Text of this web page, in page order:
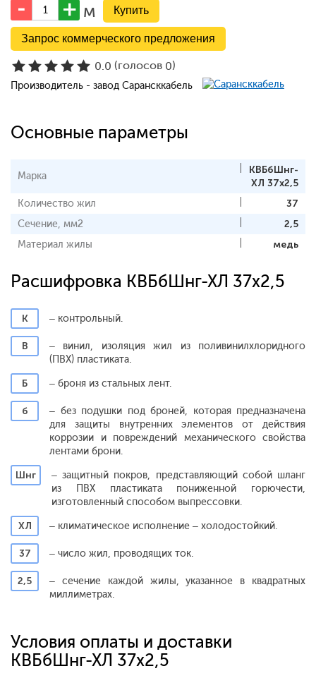
м
Запрос коммерческого предложения
0.0 (голосов 0)
Производитель - завод Сарансккабель
Основные параметры
Марка
КВБбШнг-
ХЛ 37х2,5
Количество жил
37
Сечение, мм2
2,5
Материал жилы
медь
Расшифровка КВБбШнг-ХЛ 37х2,5
К – контрольный.
В
– винил, изоляция жил из поливинилхлоридного
(ПВХ) пластиката.
Б
– броня из стальных лент.
б
– без подушки под броней, которая предназначена
для защиты внутренних элементов от действия
коррозии и повреждений механического свойства
лентами брони.
Шнг
– защитный покров, представляющий собой шланг
из ПВХ пластиката пониженной горючести,
изготовленный способом выпрессовки.
ХЛ
– климатическое исполнение – холодостойкий.
37 – число жил, проводящих ток.
2,5
– сечение каждой жилы, указанное в квадратных
миллиметрах.
Условия оплаты и доставки
КВБбШнг-ХЛ 37х2,5